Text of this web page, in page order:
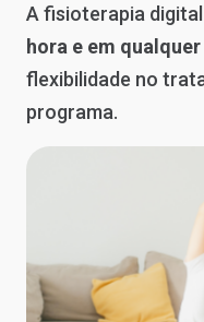
A fisioterapia
hora e em
flexibilidade no
programa.